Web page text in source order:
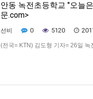
안동 녹전초등학교 "오늘
문.com>
선비 0 5120
(전국= KTN) 김도형 기자= 26일